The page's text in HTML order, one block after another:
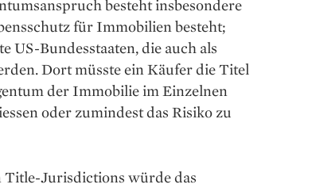
besteht insbesondere
für Immobilien besteht;
US-Bundesstaaten, die auch als
Dort müsste ein Käufer die Titel
der Immobilie im Einzelnen
oder zumindest das Risiko zu
Jurisdictions würde das